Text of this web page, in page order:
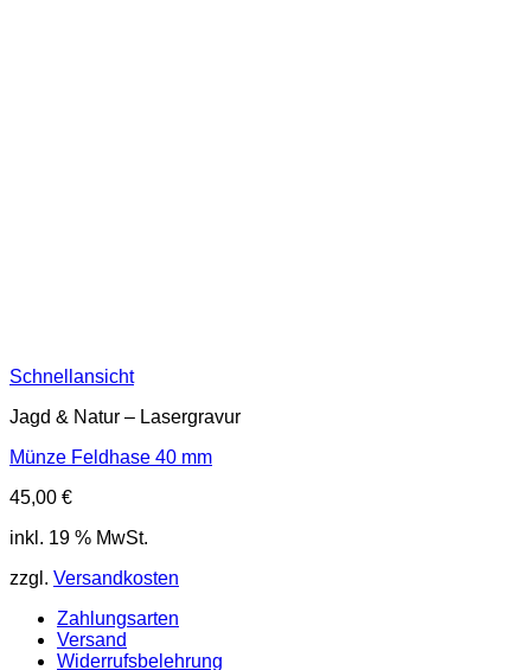
Schnellansicht
Jagd & Natur – Lasergravur
Münze Feldhase 40 mm
45,00 €
inkl. 19 % MwSt.
zzgl. Versandkosten
Zahlungsarten
Versand
Widerrufsbelehrung